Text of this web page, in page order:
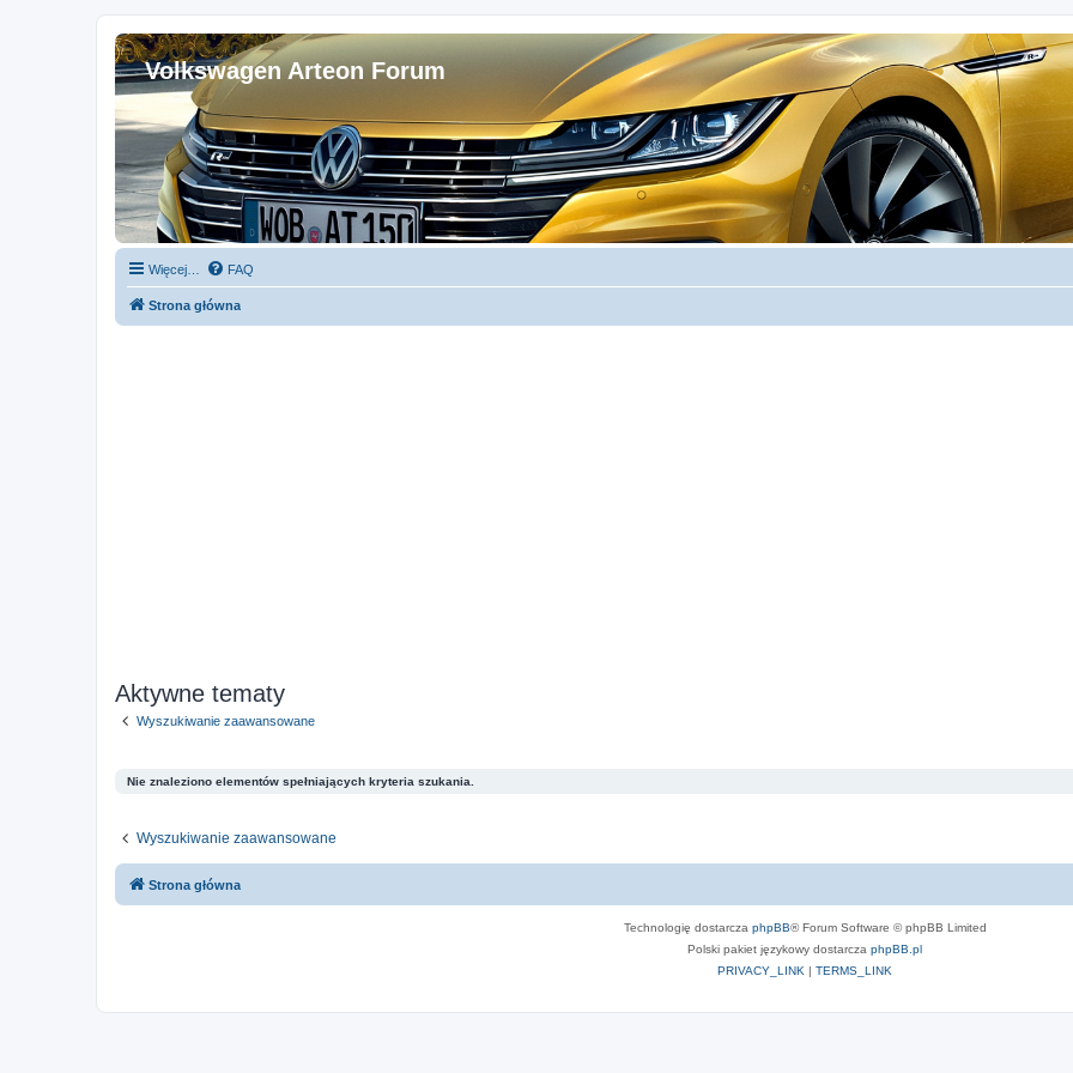
Volkswagen Arteon Forum
Więcej… FAQ
Strona główna
Aktywne tematy
Wyszukiwanie zaawansowane
Nie znaleziono elementów spełniających kryteria szukania.
Wyszukiwanie zaawansowane
Strona główna
Technologię dostarcza phpBB® Forum Software © phpBB Limited
Polski pakiet językowy dostarcza phpBB.pl
PRIVACY_LINK | TERMS_LINK